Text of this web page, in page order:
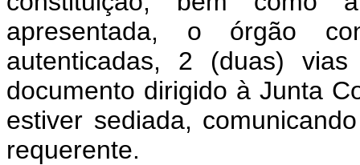
apresentada, o órgão
autenticadas, 2 (duas)
documento dirigido à Junta
estiver sediada,
requerente.